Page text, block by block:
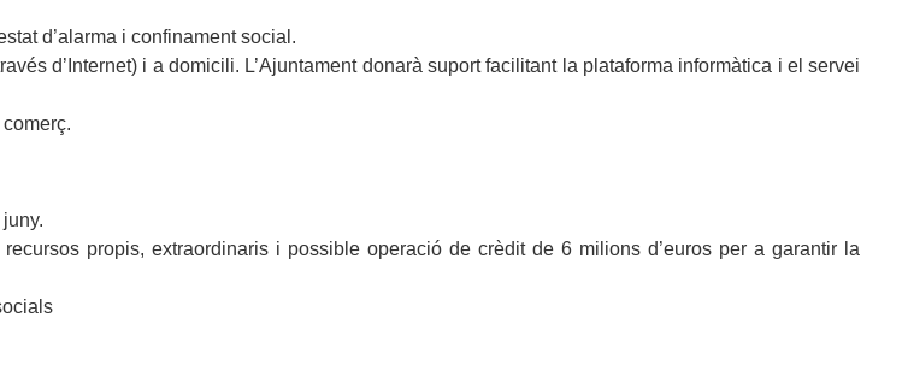
d’alarma i confinament social.
d’Internet) i a domicili. L’Ajuntament donarà suport facilitant la plataforma informàtica i el servei
propis, extraordinaris i possible operació de crèdit de 6 milions d’euros per a garantir la